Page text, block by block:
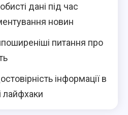
дані під час
новин
питання про
інформації в
лайфхаки